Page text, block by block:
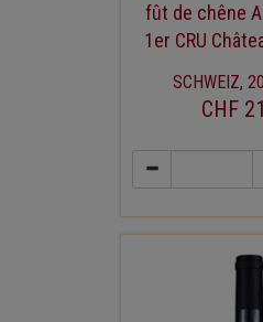
fût de chêne
1er CRU
SCHWEIZ,
CHF